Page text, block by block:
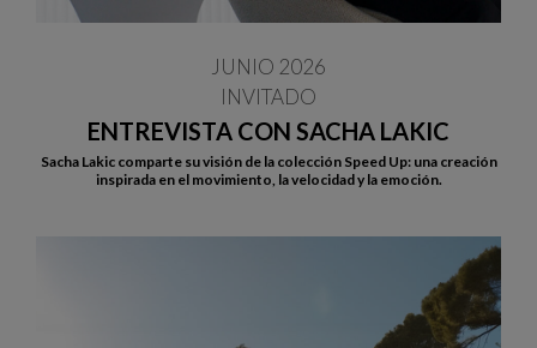
ENTREVISTA CON SACHA LAKIC
JUNIO 2026
INVITADO
Sacha Lakic comparte su visión de la colección Speed Up: una creación
inspirada en el movimiento, la velocidad y la emoción.